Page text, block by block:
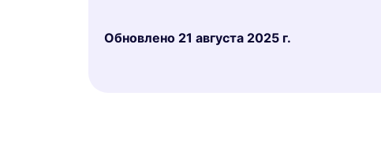
Обновлено 21 августа 2025 г.